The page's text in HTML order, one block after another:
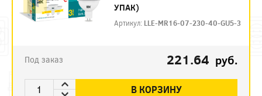
УПАК)
Артикул: LLE-MR16-07-230-40-GU5-3
Под заказ 221.64 руб.
В КОРЗИНУ